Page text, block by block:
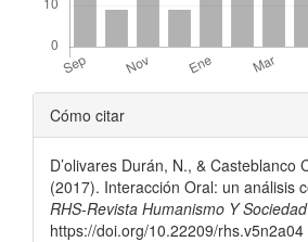
Detalles
del
artículo
Cómo citar
D’olivares Durán, N., & Casteblanco
(2017). Interacción Oral: un análisis
RHS-Revista Humanismo Y Sociedad
https://doi.org/10.22209/rhs.v5n2a04